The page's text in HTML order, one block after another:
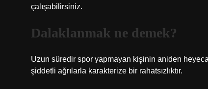
çalışabilirsiniz.
Dalaklanmak ne demek?
Uzun süredir spor yapmayan kişinin aniden
şiddetli ağrılarla karakterize bir rahatsızlıktır.